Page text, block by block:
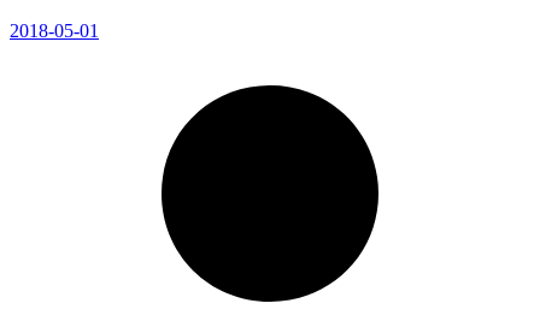
2018-05-01